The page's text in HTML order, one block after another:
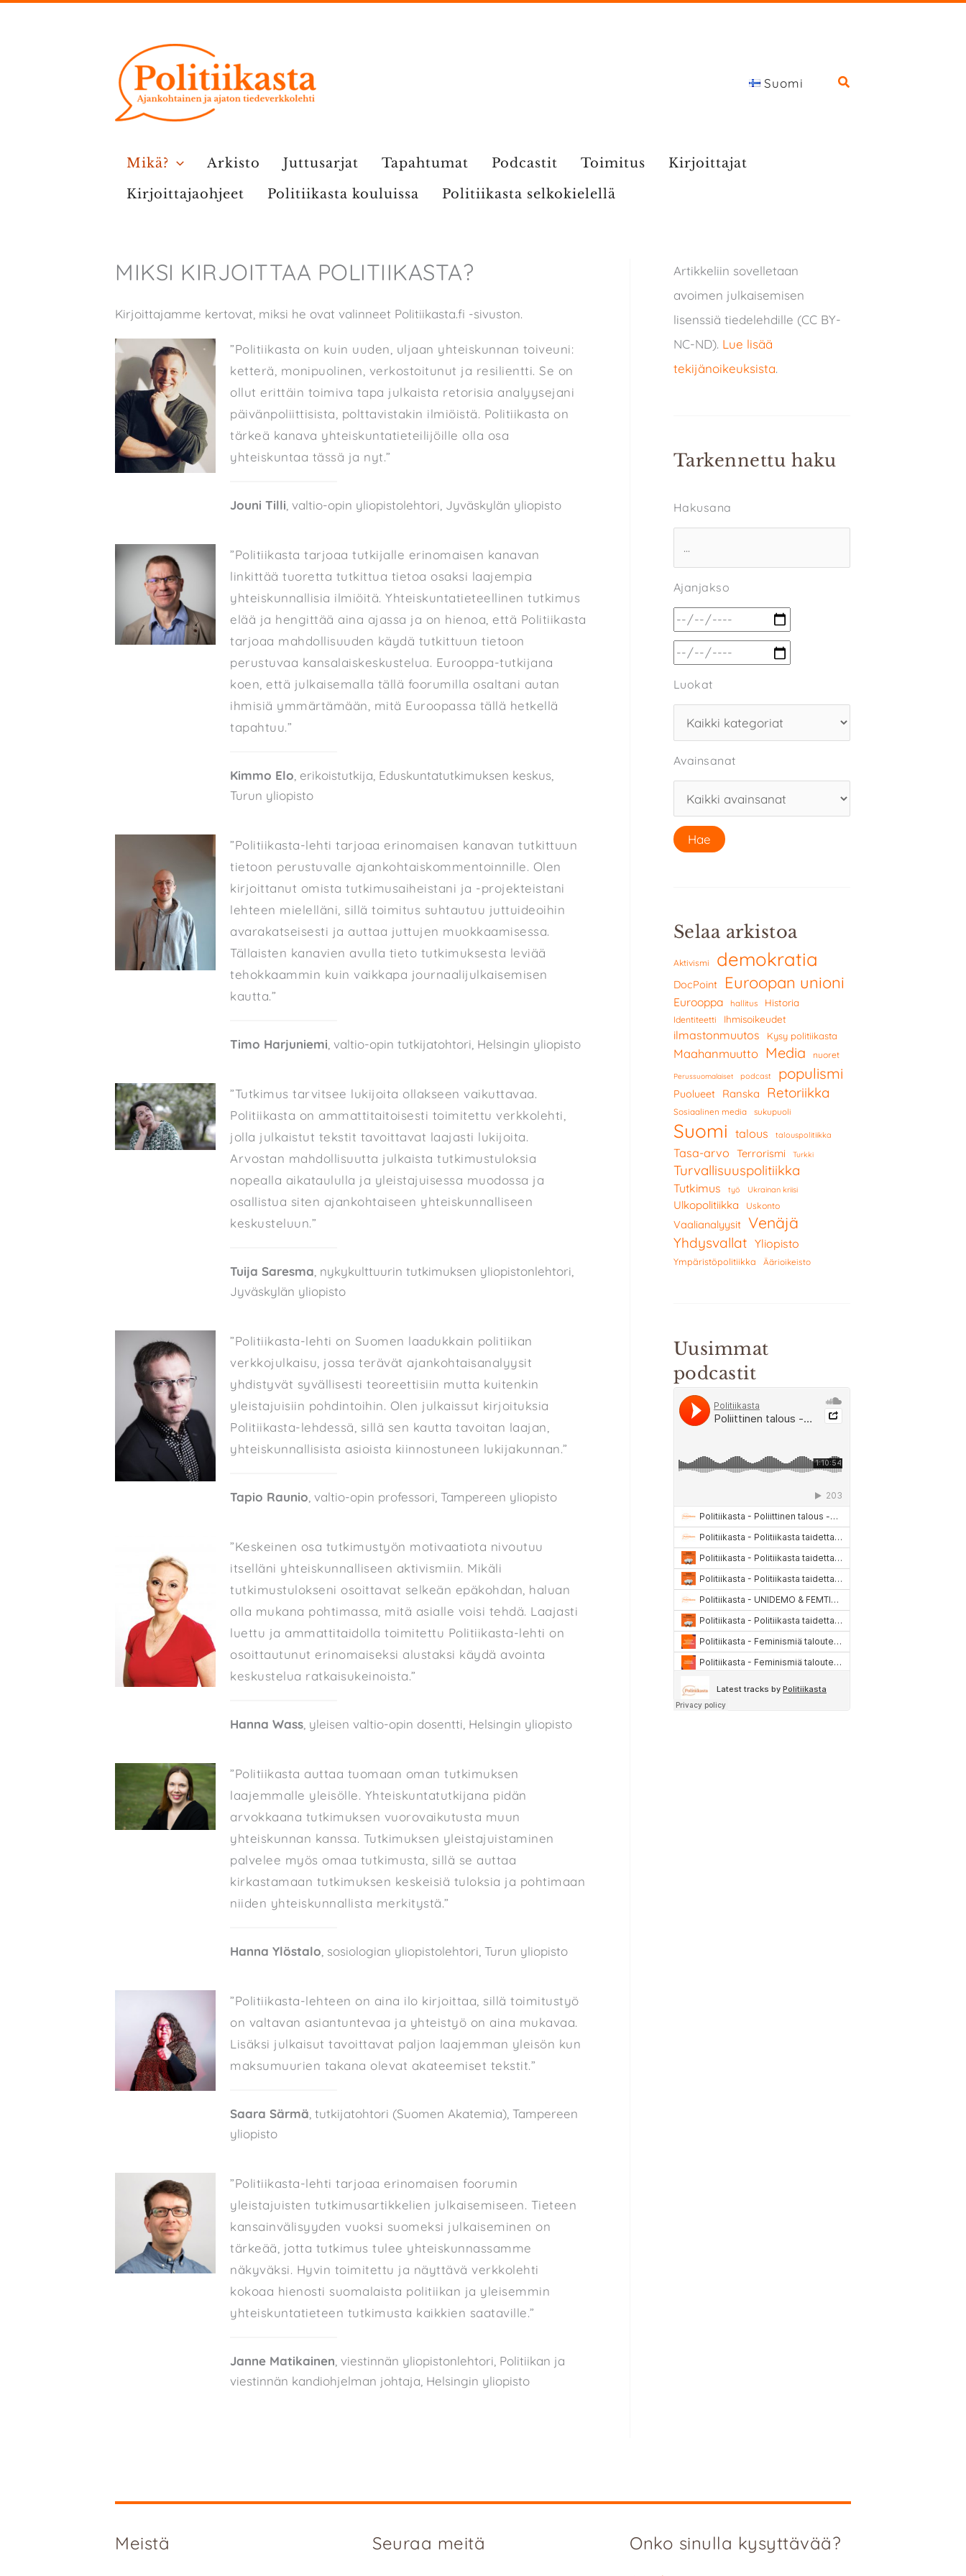
Suomi
Mikä? Arkisto Juttusarjat Tapahtumat Podcastit Toimitus
Kirjoittajat
Kirjoittajaohjeet
Politiikasta kouluissa Politiikasta selkokielellä
MIKSI KIRJOITTAA POLITIIKASTA?
Kirjoittajamme kertovat, miksi he ovat valinneet Politiikasta.fi -sivuston.
”Politiikasta on kuin uuden, uljaan yhteiskunnan toiveuni:
ketterä, monipuolinen, verkostoitunut ja resilientti. Se on
ollut erittäin toimiva tapa julkaista retorisia analyysejani
päivänpoliittisista, polttavistakin ilmiöistä. Politiikasta on
tärkeä kanava yhteiskuntatieteilijöille olla osa
yhteiskuntaa tässä ja nyt.”
Jouni Tilli , valtio-opin yliopistolehtori, Jyväskylän yliopisto
”Politiikasta tarjoaa tutkijalle erinomaisen kanavan
linkittää tuoretta tutkittua tietoa osaksi laajempia
yhteiskunnallisia ilmiöitä. Yhteiskuntatieteellinen tutkimus
elää ja hengittää aina ajassa ja on hienoa, että Politiikasta
tarjoaa mahdollisuuden käydä tutkittuun tietoon
perustuvaa kansalaiskeskustelua. Eurooppa-tutkijana
koen, että julkaisemalla tällä foorumilla osaltani autan
ihmisiä ymmärtämään, mitä Euroopassa tällä hetkellä
tapahtuu.”
Kimmo Elo , erikoistutkija, Eduskuntatutkimuksen keskus,
Turun yliopisto
”Politiikasta-lehti tarjoaa erinomaisen kanavan tutkittuun
tietoon perustuvalle ajankohtaiskommentoinnille. Olen
kirjoittanut omista tutkimusaiheistani ja -projekteistani
lehteen mielelläni, sillä toimitus suhtautuu juttuideoihin
avarakatseisesti ja auttaa juttujen muokkaamisessa.
Tällaisten kanavien avulla tieto tutkimuksesta leviää
tehokkaammin kuin vaikkapa journaalijulkaisemisen
kautta.”
Timo Harjuniemi , valtio-opin tutkijatohtori, Helsingin yliopisto
”Tutkimus tarvitsee lukijoita ollakseen vaikuttavaa.
Politiikasta on ammattitaitoisesti toimitettu verkkolehti,
jolla julkaistut tekstit tavoittavat laajasti lukijoita.
Arvostan mahdollisuutta julkaista tutkimustuloksia
nopealla aikataululla ja yleistajuisessa muodossa ja
osallistua siten ajankohtaiseen yhteiskunnalliseen
keskusteluun.”
Tuija Saresma , nykykulttuurin tutkimuksen yliopistonlehtori,
Jyväskylän yliopisto
”Politiikasta-lehti on Suomen laadukkain politiikan
verkkojulkaisu, jossa terävät ajankohtaisanalyysit
yhdistyvät syvällisesti teoreettisiin mutta kuitenkin
yleistajuisiin pohdintoihin. Olen julkaissut kirjoituksia
Politiikasta-lehdessä, sillä sen kautta tavoitan laajan,
yhteiskunnallisista asioista kiinnostuneen lukijakunnan.”
Tapio Raunio , valtio-opin professori, Tampereen yliopisto
”Keskeinen osa tutkimustyön motivaatiota nivoutuu
itselläni yhteiskunnalliseen aktivismiin. Mikäli
tutkimustulokseni osoittavat selkeän epäkohdan, haluan
olla mukana pohtimassa, mitä asialle voisi tehdä. Laajasti
luettu ja ammattitaidolla toimitettu Politiikasta-lehti on
osoittautunut erinomaiseksi alustaksi käydä avointa
keskustelua ratkaisukeinoista.”
Hanna Wass , yleisen valtio-opin dosentti, Helsingin yliopisto
”Politiikasta auttaa tuomaan oman tutkimuksen
laajemmalle yleisölle. Yhteiskuntatutkijana pidän
arvokkaana tutkimuksen vuorovaikutusta muun
yhteiskunnan kanssa. Tutkimuksen yleistajuistaminen
palvelee myös omaa tutkimusta, sillä se auttaa
kirkastamaan tutkimuksen keskeisiä tuloksia ja pohtimaan
niiden yhteiskunnallista merkitystä.”
Hanna Ylöstalo , sosiologian yliopistolehtori, Turun yliopisto
”Politiikasta-lehteen on aina ilo kirjoittaa, sillä toimitustyö
on valtavan asiantuntevaa ja yhteistyö on aina mukavaa.
Lisäksi julkaisut tavoittavat paljon laajemman yleisön kun
maksumuurien takana olevat akateemiset tekstit.”
Saara Särmä , tutkijatohtori (Suomen Akatemia), Tampereen
yliopisto
”Politiikasta-lehti tarjoaa erinomaisen foorumin
yleistajuisten tutkimusartikkelien julkaisemiseen. Tieteen
kansainvälisyyden vuoksi suomeksi julkaiseminen on
tärkeää, jotta tutkimus tulee yhteiskunnassamme
näkyväksi. Hyvin toimitettu ja näyttävä verkkolehti
kokoaa hienosti suomalaista politiikan ja yleisemmin
yhteiskuntatieteen tutkimusta kaikkien saataville.”
Janne Matikainen , viestinnän yliopistonlehtori, Politiikan ja
viestinnän kandiohjelman johtaja, Helsingin yliopisto
Artikkeliin sovelletaan
avoimen julkaisemisen
lisenssiä tiedelehdille (CC BY-
NC-ND). Lue lisää
tekijänoikeuksista.
Tarkennettu haku
Hakusana
Ajanjakso
Luokat
Avainsanat
Selaa arkistoa
Aktivismi demokratia
DocPoint Euroopan unioni
Eurooppa hallitus Historia
Identiteetti Ihmisoikeudet
ilmastonmuutos Kysy politiikasta
Maahanmuutto Media nuoret
Perussuomalaiset podcast populismi
Puolueet Ranska Retoriikka
Sosiaalinen media sukupuoli
Suomi talous talouspolitiikka
Tasa-arvo Terrorismi Turkki
Turvallisuuspolitiikka
Tutkimus työ Ukrainan kriisi
Ulkopolitiikka Uskonto
Vaalianalyysit Venäjä
Yhdysvallat Yliopisto
Ympäristöpolitiikka Äärioikeisto
Uusimmat
podcastit
Meistä Seuraa meitä Onko sinulla kysyttävää?